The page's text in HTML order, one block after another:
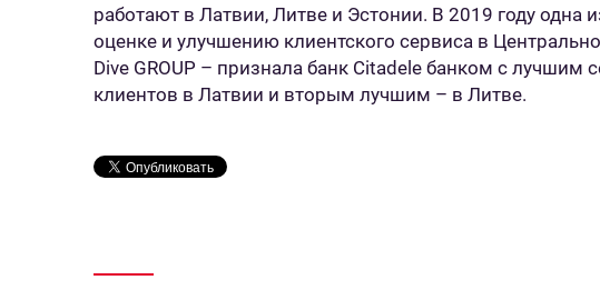
работают в Латвии, Литве и Эстонии. В 2019 году одна
оценке и улучшению клиентского сервиса в
Dive GROUP – признала банк Citadele банком с лучшим
клиентов в Латвии и вторым лучшим – в Литве.